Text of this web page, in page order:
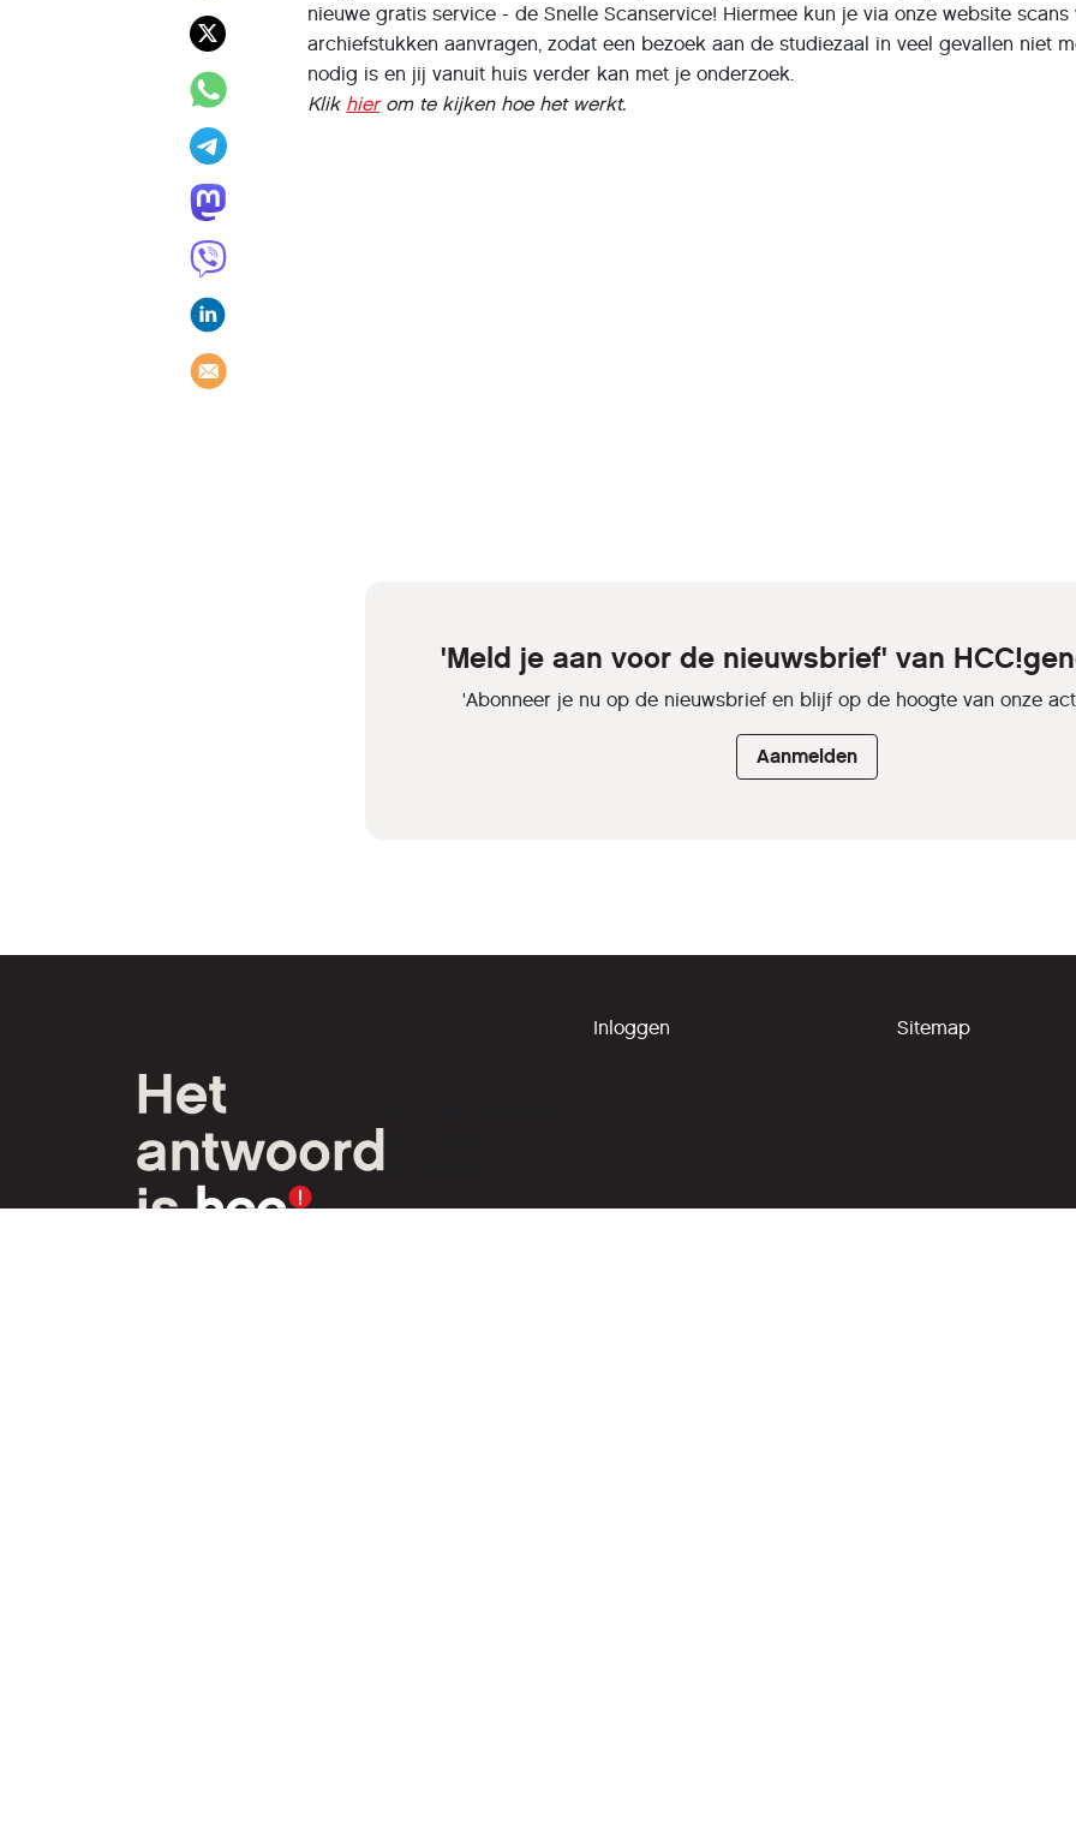
nieuwe gratis service - de Snelle Scanservice! Hiermee kun je via onze website scans
archiefstukken aanvragen, zodat een bezoek aan de studiezaal in veel gevallen niet
nodig is en jij vanuit huis verder kan met je onderzoek.
Klik hierom te kijken hoe het werkt.
'Meld je aan voor de nieuwsbrief' van
'Abonneer je nu op de nieuwsbrief en blijf op de hoogte van onze
Aanmelden
tech-liefhebbers.
Inloggen Sitemap